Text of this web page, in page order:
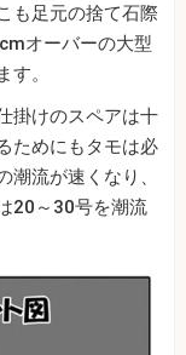
も足元の捨て石際
オーバーの大型
。
掛けのスペアは十
ためにもタモは必
流が速くなり、
20～30号を潮流